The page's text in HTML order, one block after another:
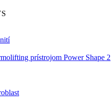
prístrojom Power Shape 2